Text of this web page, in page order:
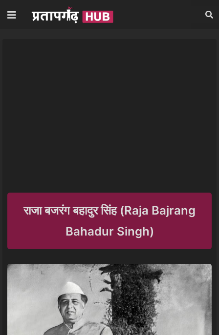
राजा बजरंग बहादुर सिंह (Raja Bajrang
Bahadur Singh)